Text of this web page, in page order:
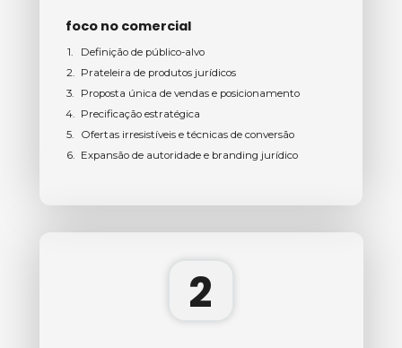
2
foco no comercial
Definição de público-alvo
Prateleira de produtos jurídicos
Proposta única de vendas e posicionamento
Precificação estratégica
Ofertas irresistíveis e técnicas de conversão
Expansão de autoridade e branding jurídico